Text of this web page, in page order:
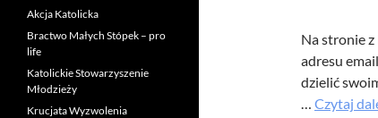
Na stronie
adresu
dzielić
… Czytaj
Akcja Katolicka
Bractwo Małych Stópek – pro
life
Katolickie Stowarzyszenie
Młodzieży
Krucjata Wyzwolenia